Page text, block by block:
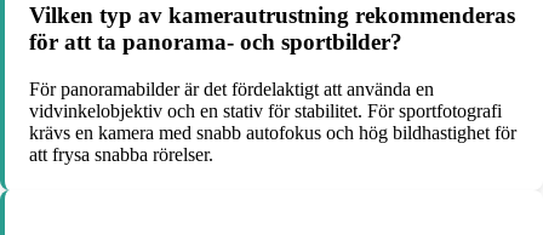
Vilken typ av kamerautrustning rekommenderas
för att ta panorama- och sportbilder?
För panoramabilder är det fördelaktigt att använda en
vidvinkelobjektiv och en stativ för stabilitet. För sportfotografi
krävs en kamera med snabb autofokus och hög bildhastighet för
att frysa snabba rörelser.